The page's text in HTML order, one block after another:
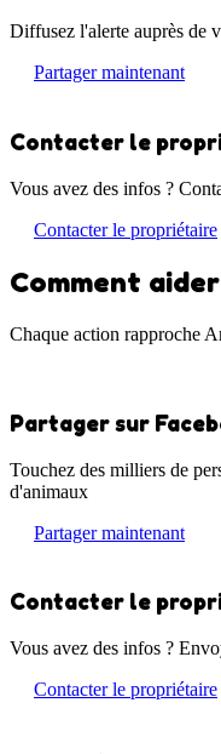
Diffusez l'alerte auprès de
Partager maintenant
Contacter le
Vous avez des infos ?
Contacter le propriétaire
Comment aider
Chaque action rapproche
Partager sur
Touchez des milliers de
d'animaux
Partager maintenant
Contacter le
Vous avez des infos ?
Contacter le propriétaire